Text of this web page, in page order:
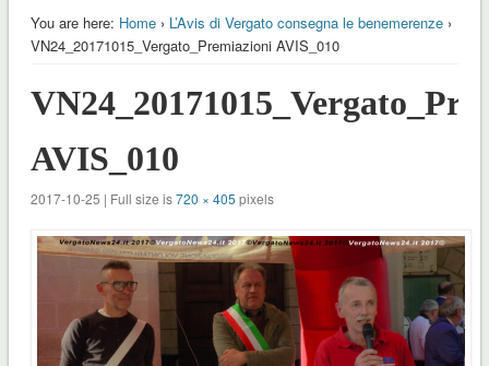
You are here: Home› L’Avis di Vergato consegna le benemerenze›
VN24_20171015_Vergato_Premiazioni AVIS_010
AVIS_010
2017-10-25 | Full size is720 × 405 pixels